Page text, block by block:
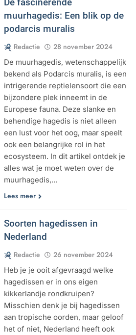
muurhagedis: Een blik op de
podarcis muralis
Redactie 28 november 2024
De muurhagedis, wetenschappelijk
bekend als Podarcis muralis, is een
intrigerende reptielensoort die een
bijzondere plek inneemt in de
Europese fauna. Deze slanke en
behendige hagedis is niet alleen
een lust voor het oog, maar speelt
ook een belangrijke rol in het
ecosysteem. In dit artikel ontdek je
alles wat je moet weten over de
muurhagedis,…
Lees meer
Soorten hagedissen in
Nederland
Redactie 26 november 2024
Heb je je ooit afgevraagd welke
hagedissen er in ons eigen
kikkerlandje rondkruipen?
Misschien denk je bij hagedissen
aan tropische oorden, maar geloof
het of niet, Nederland heeft ook